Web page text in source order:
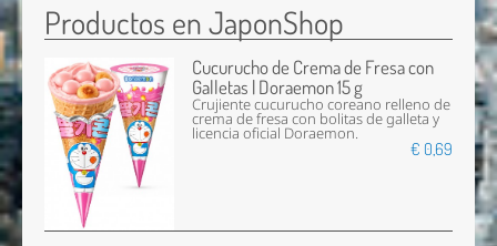
Productos en JaponShop
Cucurucho de Crema de Fresa con
Galletas | Doraemon 15 g
Crujiente cucurucho coreano relleno de
crema de fresa con bolitas de galleta y
licencia oficial Doraemon.
€ 0,69